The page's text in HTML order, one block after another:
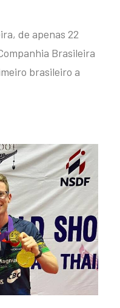
de apenas 22
Brasileira
brasileiro a